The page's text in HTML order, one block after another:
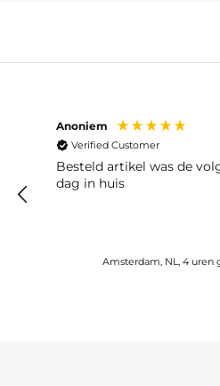
Anoniem
Verified Customer
Besteld artikel was de
dag in huis
Amsterdam, NL, 4 uren